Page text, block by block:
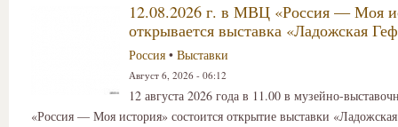
12.08.2026 г. в МВЦ «Россия — Моя
открывается выставка «Ладожская
Россия • Выставки
Август 6, 2026 - 06:12
12 августа 2026 года в 11.00 в музейно-
«Россия — Моя история» состоится открытие выставки